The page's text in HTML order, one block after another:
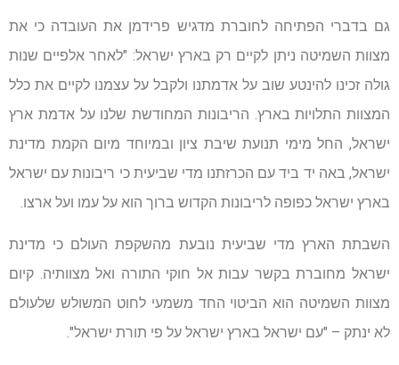
גם בדברי הפתיחה לחוברת מדגיש פרידמן את העובדה כי את
מצוות השמיטה ניתן לקיים רק בארץ ישראל: "לאחר אלפיים שנות
גולה זכינו להינטע שוב על אדמתנו ולקבל על עצמנו לקיים את כלל
המצוות התלויות בארץ. הריבונות המחודשת שלנו על אדמת ארץ
ישראל, החל מימי תנועת שיבת ציון ובמיוחד מיום הקמת מדינת
ישראל, באה יד ביד עם הכרזתנו מדי שביעית כי ריבונות עם ישראל
בארץ ישראל כפופה לריבונות הקדוש ברוך הוא על עמו ועל ארצו.
השבתת הארץ מדי שביעית נובעת מהשקפת העולם כי מדינת
ישראל מחוברת בקשר עבות אל חוקי התורה ואל מצוותיה. קיום
מצוות השמיטה הוא הביטוי החד משמעי לחוט המשולש שלעולם
לא ינתק – "עם ישראל בארץ ישראל על פי תורת ישראל".